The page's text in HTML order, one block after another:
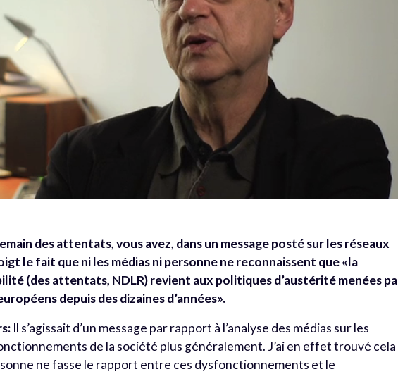
des attentats, vous avez, dans un message posté sur les réseaux
le fait que ni les médias ni personne ne reconnaissent que «la
(des attentats, NDLR) revient aux politiques d’austérité menées
depuis des dizaines d’années».
Il s’agissait d’un message par rapport à l’analyse des médias sur les
de la société plus généralement. J’ai en effet trouvé cela
ne fasse le rapport entre ces dysfonctionnements et le